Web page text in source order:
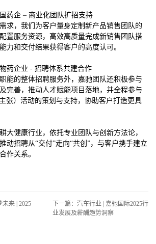
药企 – 商业化团队扩招支持
求，我们为客户量身定制新产品销售团队的
置服务资源，高效高质量完成新销售团队搭
力和交付结果获得客户的高度认可。
药企业 - 招聘体系共建合作
能的整体招聘服务外，嘉驰团队还积极参与
完善，推动人才赋能项目落地，并全程参与
张）活动的策划与支持，协助客户打造更具
大健康行业，依托专业团队与创新方法论，
动招聘从“交付”走向“共创”，与客户携手建立
作关系。
来 | 2025
下一篇：汽车行业 | 嘉驰国际2025行
业发展及薪酬趋势洞察